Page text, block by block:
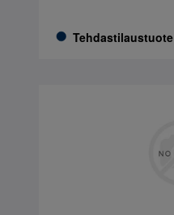
Tehdastilaustuote